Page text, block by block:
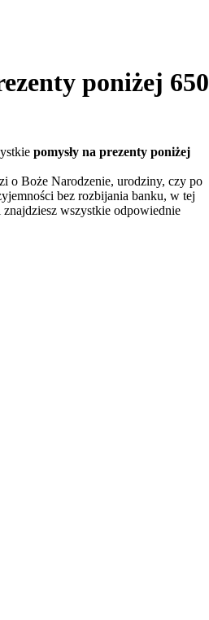
poniżej 650
pomysły na prezenty poniżej
o Boże Narodzenie, urodziny, czy po
bez rozbijania banku, w tej
znajdziesz wszystkie odpowiednie